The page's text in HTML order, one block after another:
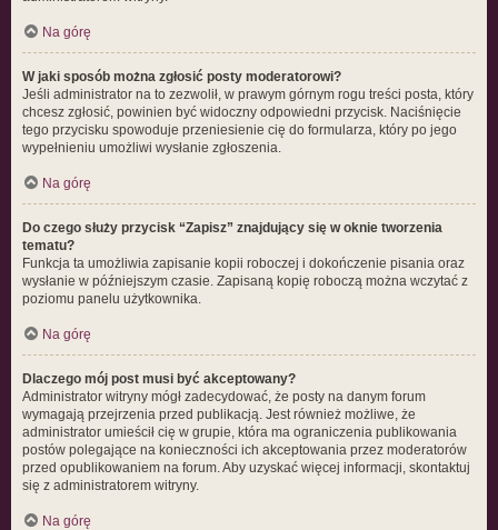
Na górę
W jaki sposób można zgłosić posty moderatorowi?
Jeśli administrator na to zezwolił, w prawym górnym rogu treści posta, który
chcesz zgłosić, powinien być widoczny odpowiedni przycisk. Naciśnięcie
tego przycisku spowoduje przeniesienie cię do formularza, który po jego
wypełnieniu umożliwi wysłanie zgłoszenia.
Na górę
Do czego służy przycisk “Zapisz” znajdujący się w oknie tworzenia
tematu?
Funkcja ta umożliwia zapisanie kopii roboczej i dokończenie pisania oraz
wysłanie w późniejszym czasie. Zapisaną kopię roboczą można wczytać z
poziomu panelu użytkownika.
Na górę
Dlaczego mój post musi być akceptowany?
Administrator witryny mógł zadecydować, że posty na danym forum
wymagają przejrzenia przed publikacją. Jest również możliwe, że
administrator umieścił cię w grupie, która ma ograniczenia publikowania
postów polegające na konieczności ich akceptowania przez moderatorów
przed opublikowaniem na forum. Aby uzyskać więcej informacji, skontaktuj
się z administratorem witryny.
Na górę